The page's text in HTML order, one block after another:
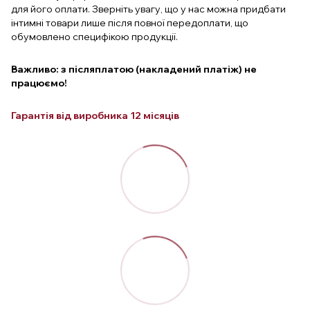
для його оплати. Зверніть увагу, що у нас можна придбати
інтимні товари лише після повної передоплати, що
обумовлено специфікою продукції.
Важливо: з післяплатою (накладений платіж) не
працюємо!
Гарантія від виробника 12 місяців